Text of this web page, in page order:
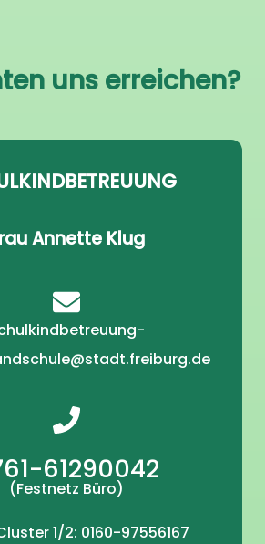
uns erreichen?
Annette Klug
61290042
(Festnetz Büro)
1/2: 0160-97556167